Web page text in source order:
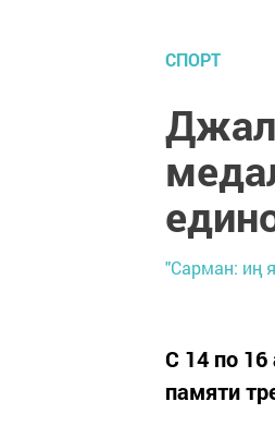
СПОРТ
"Сарман: иң
С 14 по
памяти